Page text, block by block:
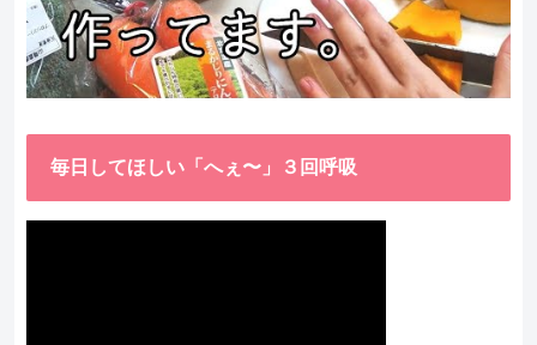
毎日してほしい「へぇ〜」３回呼吸